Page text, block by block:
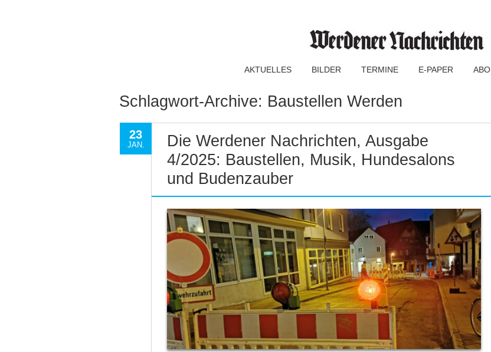
AKTUELLES BILDER TERMINE E-PAPER ABO
Schlagwort-Archive: Baustellen Werden
23
JAN.
Die Werdener Nachrichten, Ausgabe
4/2025: Baustellen, Musik, Hundesalons
und Budenzauber